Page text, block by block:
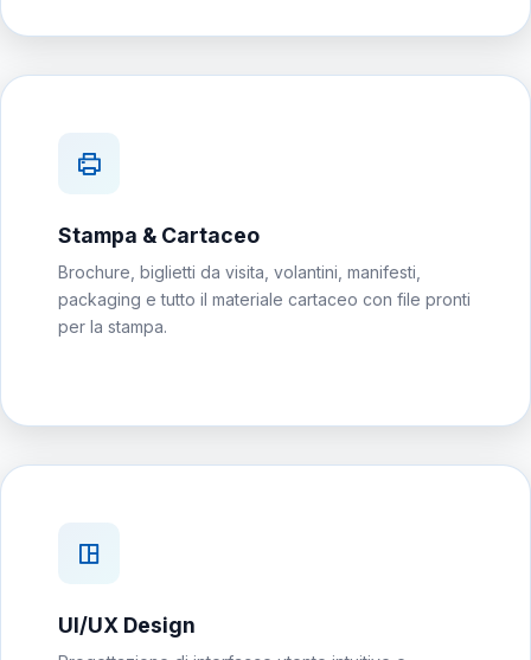
Stampa & Cartaceo
Brochure, biglietti da visita, volantini, manifesti,
packaging e tutto il materiale cartaceo con file pronti
per la stampa.
UI/UX Design